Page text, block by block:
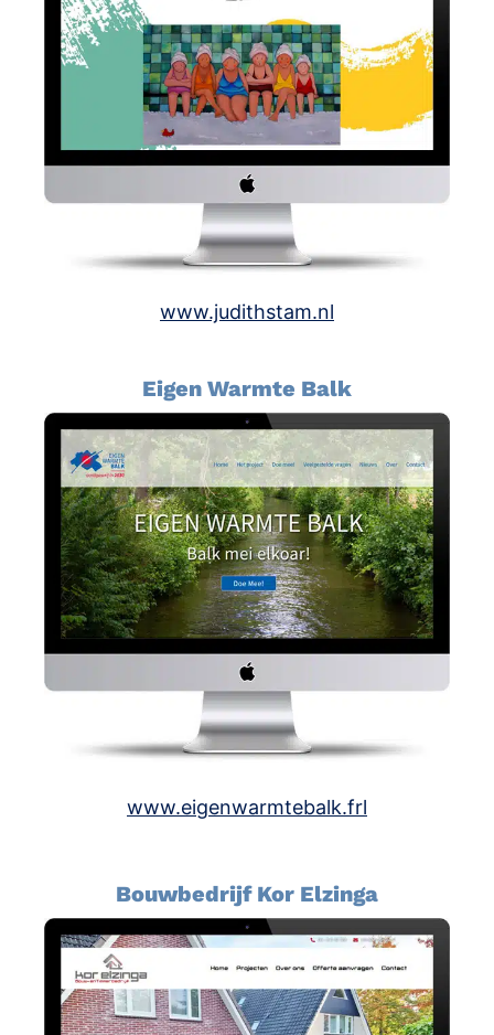
www.judithstam.nl
Eigen Warmte Balk
www.eigenwarmtebalk.frl
Bouwbedrijf Kor Elzinga